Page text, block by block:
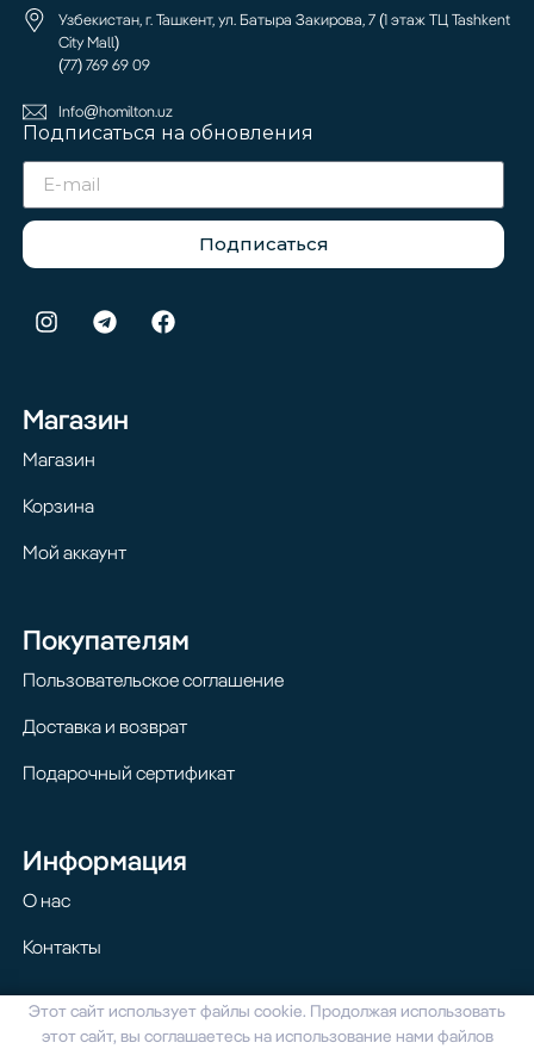
Узбекистан, г. Ташкент, ул. Батыра Закирова, 7 (1 этаж ТЦ Tashkent
City Mall)
(77) 769 69 09
Info@homilton.uz
Подписаться на обновления
Подписаться
Магазин
Магазин
Корзина
Мой аккаунт
Покупателям
Пользовательское соглашение
Доставка и возврат
Подарочный сертификат
Информация
О нас
Контакты
© 2024 Homilton. Все права защищены
Этот сайт использует файлы cookie. Продолжая использовать
этот сайт, вы соглашаетесь на использование нами файлов